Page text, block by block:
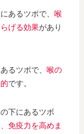
あるツボで、 喉
げる効果があり
るツボで、 喉の
です。
下にあるツボ
免疫力を高めま